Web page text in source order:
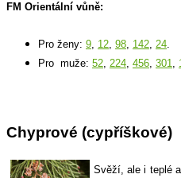
FM Orientální vůně:
Pro ženy: 9, 12, 98, 142, 24.
Pro muže: 52, 224, 456, 301,
Chyprové (cypříškové)
Svěží, ale i teplé